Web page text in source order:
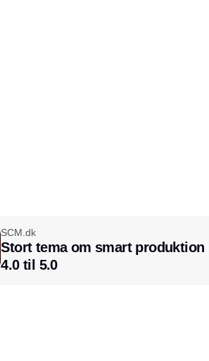
SCM.dk
Stort tema om smart
4.0 til 5.0